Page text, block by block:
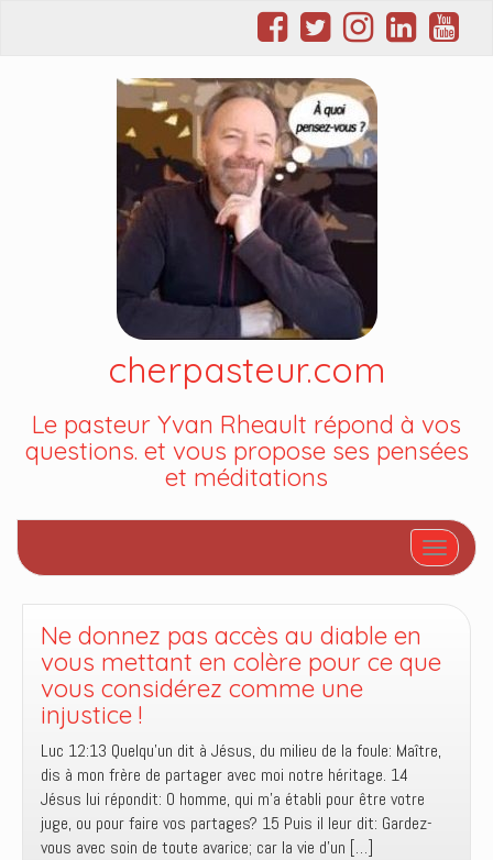
cherpasteur.com
Le pasteur Yvan Rheault répond à vos
questions. et vous propose ses pensées
et méditations
Afficher/
Ne donnez pas accès au diable en
vous mettant en colère pour ce que
vous considérez comme une
injustice !
Luc 12:13 Quelqu’un dit à Jésus, du milieu de la foule: Maître,
dis à mon frère de partager avec moi notre héritage. 14
Jésus lui répondit: O homme, qui m’a établi pour être votre
juge, ou pour faire vos partages? 15 Puis il leur dit: Gardez-
vous avec soin de toute avarice; car la vie d’un […]